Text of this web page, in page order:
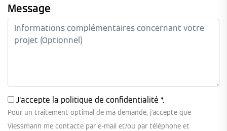
Message
J'accepte la politique de confidentialité *.
Pour un traitement optimal de ma demande, j'accepte que
Viessmann me contacte par e-mail et/ou par téléphone et